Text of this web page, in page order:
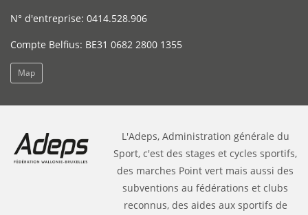
N° d'entreprise: 0414.528.906
Compte Belfius: BE31 0682 2800 1355
Map
L'Adeps, Administration générale du
Sport, c'est des stages et cycles sportifs,
des marches Point vert mais aussi des
subventions au fédérations et clubs
reconnus, des aides aux sportifs de